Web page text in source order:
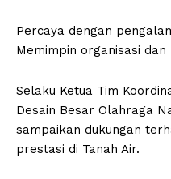
Percaya dengan
Memimpin organisasi
Selaku Ketua Tim
Desain Besar Olahraga
sampaikan dukungan
prestasi di Tanah Air.